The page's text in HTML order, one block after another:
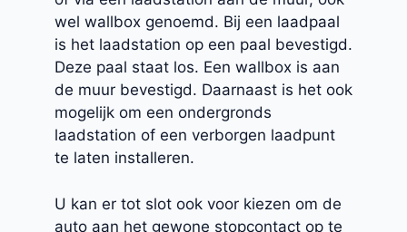
wel wallbox genoemd. Bij een laadpaal
is het laadstation op een paal bevestigd.
Deze paal staat los. Een wallbox is aan
de muur bevestigd. Daarnaast is het ook
mogelijk om een ondergronds
laadstation of een verborgen laadpunt
te laten installeren.
U kan er tot slot ook voor kiezen om de
auto aan het gewone stopcontact op te